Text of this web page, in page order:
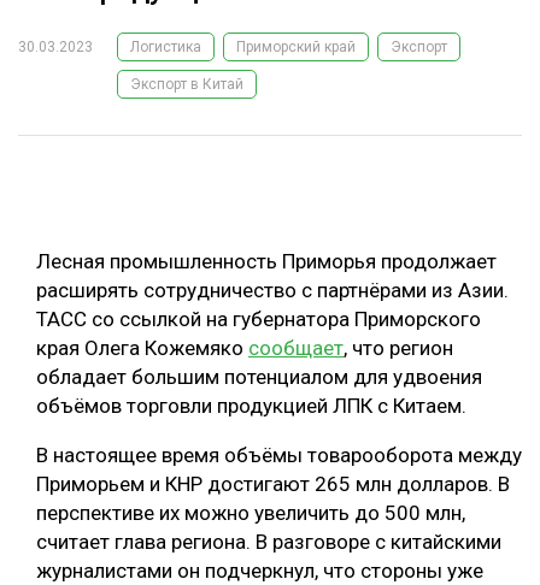
ЛЕСНОЕ ХОЗЯЙСТВО
ЛЕСОЗАГОТОВКА
ОБРАБОТКА ДРЕВЕСИНЫ
ЛЕСОВОССТАНОВЛЕНИЕ И ЗАЩИТА
ЛОГИСТИКА
ПРОИЗВОДСТВО ДРЕВЕСНЫХ ПЛИТ
ЦБП
КОМПЛЕКСНАЯ ПЕРЕРАБОТКА
ЛЕСОПИЛЕНИЕ
ДЕРЕВЯННОЕ ДОМОСТРОЕНИЕ
ТЕМАТИЧЕСКИЕ ПРОЕКТЫ
ПОДБОРКИ СТАТЕЙ
ЭКСПЕРТНОЕ МНЕНИЕ
30.03.2023 Логистика Приморский край Экспорт
Экспорт в Китай
Лесная промышленность Приморья продолжает
расширять сотрудничество с партнёрами из Азии.
ТАСС со ссылкой на губернатора Приморского
края Олега Кожемяко сообщает, что регион
обладает большим потенциалом для удвоения
объёмов торговли продукцией ЛПК с Китаем.
В настоящее время объёмы товарооборота между
Приморьем и КНР достигают 265 млн долларов. В
перспективе их можно увеличить до 500 млн,
считает глава региона. В разговоре с китайскими
журналистами он подчеркнул, что стороны уже